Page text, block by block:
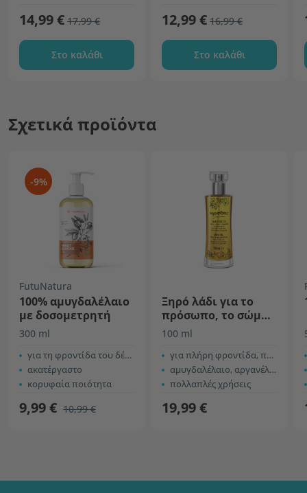
14,99 € 17,99 €
Στο καλάθι
12,99 € 16,99 €
Στο καλάθι
Σχετικά προϊόντα
-9%
FutuNatura
100% αμυγδαλέλαιο
με δοσομετρητή
300 ml
για τη φροντίδα του δέρματος
ακατέργαστο
κορυφαία ποιότητα
9,99 € 10,99 €
Ξηρό λάδι για το
πρόσωπο, το σώμα
και τα μαλλιά
100 ml
για πλήρη φροντίδα, προστασία και λάμψη
αμυγδαλέλαιο, αργανέλαιο και ρυζέλαιο
πολλαπλές χρήσεις
19,99 €